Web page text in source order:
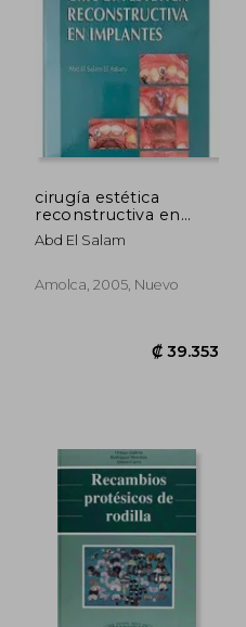
cirugía estética
reconstructiva en
implantes
Abd El Salam
Amolca, 2005, Nuevo
₡ 39.353